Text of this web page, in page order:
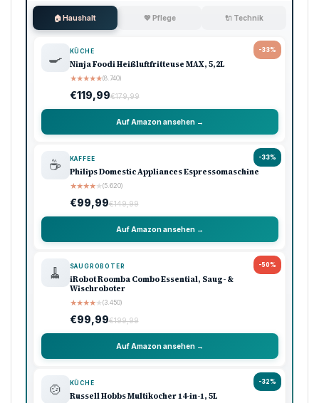
🏠 Haushalt 💖 Pflege 🔌 Technik
-33%
🍳 KÜCHE
Ninja Foodi Heißluftfritteuse MAX, 5,2L
★★★★★(8.740)
€119,99€179,99
Auf Amazon ansehen →
-33%
☕ KAFFEE
Philips Domestic Appliances Espressomaschine
★★★★★(5.620)
€99,99€149,99
Auf Amazon ansehen →
-50%
🧹 SAUGROBOTER
iRobot Roomba Combo Essential, Saug- &
Wischroboter
★★★★★(3.450)
€99,99€199,99
Auf Amazon ansehen →
-32%
🍲 KÜCHE
Russell Hobbs Multikocher 14-in-1, 5L